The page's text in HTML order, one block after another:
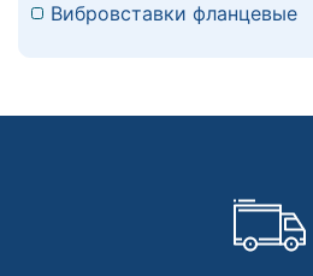
Вибровставки фланцевые